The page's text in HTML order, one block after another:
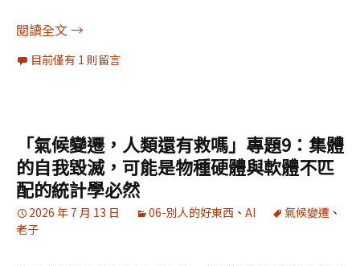
閱讀全文「氣候變遷，人類還有救嗎」專題10：AGI 可以
→
目前僅有 1 則留言
「氣候變遷，人類還有救嗎」專題9：集體
的自我毀滅，可能是物種硬體與軟體不匹
配的統計學必然
2026 年 7 月 13 日 06-別人的好東西 、 AI 氣候變遷 、
老子